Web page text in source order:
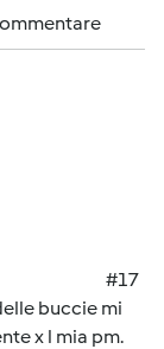
#17
buccie mi
x l mia pm.